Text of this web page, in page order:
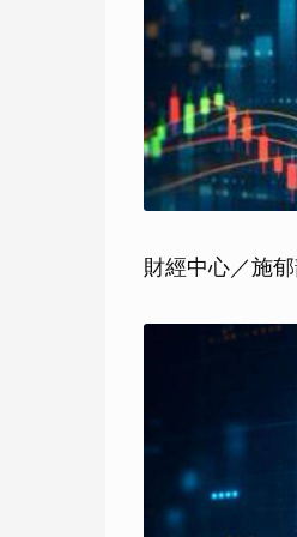
財經中心／施